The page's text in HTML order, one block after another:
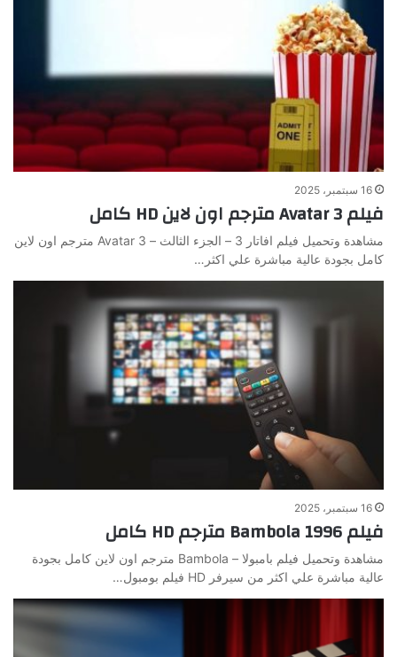
16 سبتمبر، 2025
فيلم Avatar 3 مترجم اون لاين HD كامل
مشاهدة وتحميل فيلم افاتار 3 – الجزء الثالث – Avatar 3 مترجم اون لاين
كامل بجودة عالية مباشرة علي اكثر…
16 سبتمبر، 2025
فيلم Bambola 1996 مترجم HD كامل
مشاهدة وتحميل فيلم بامبولا – Bambola مترجم اون لاين كامل بجودة
عالية مباشرة علي اكثر من سيرفر HD فيلم بومبول…